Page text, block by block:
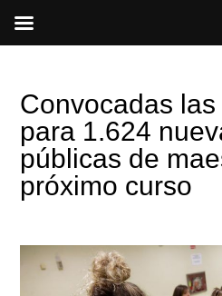
Convocadas
para 1.624
públicas de
próximo curso